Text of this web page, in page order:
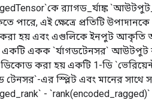
র‍্যাগড_র্যাঙ্ক
পারে, এই ক্ষেত্রে প্রতিটি
হয় এবং এগুলিকে ইনপুট আকৃতি
একটি একক `র্যাগডটেনসর` আউটপুট
করা হয় একটি 1-ডি
এর স্প্লিট এবং মানের সাথে
- `rank(encoded_ragged)`